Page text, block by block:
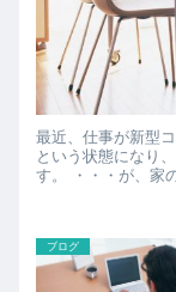
最近、仕事が新型
という状態になり
す。 ・・・が、家の椅子だと、お尻がすごく痛くなる。。。 これ
ブログ